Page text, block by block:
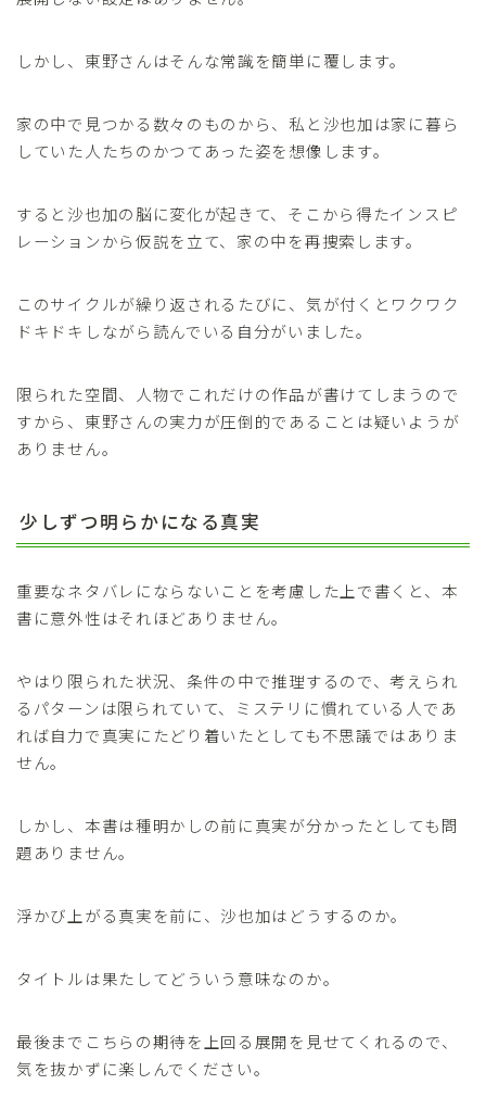
しかし、東野さんはそんな常識を簡単に覆します。
家の中で見つかる数々のものから、私と沙也加は家に暮ら
していた人たちのかつてあった姿を想像します。
すると沙也加の脳に変化が起きて、そこから得たインスピ
レーションから仮説を立て、家の中を再捜索します。
このサイクルが繰り返されるたびに、気が付くとワクワク
ドキドキしながら読んでいる自分がいました。
限られた空間、人物でこれだけの作品が書けてしまうので
すから、東野さんの実力が圧倒的であることは疑いようが
ありません。
少しずつ明らかになる真実
重要なネタバレにならないことを考慮した上で書くと、本
書に意外性はそれほどありません。
やはり限られた状況、条件の中で推理するので、考えられ
るパターンは限られていて、ミステリに慣れている人であ
れば自力で真実にたどり着いたとしても不思議ではありま
せん。
しかし、本書は種明かしの前に真実が分かったとしても問
題ありません。
浮かび上がる真実を前に、沙也加はどうするのか。
タイトルは果たしてどういう意味なのか。
最後までこちらの期待を上回る展開を見せてくれるので、
気を抜かずに楽しんでください。